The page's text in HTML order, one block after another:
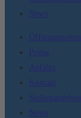
News
Öffnungszeiten
Preise
Anfahrt
Kontakt
Stellenangebote
News